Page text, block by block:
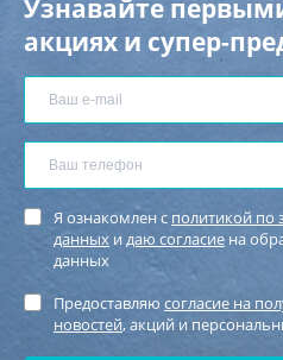
Узнавайте
акциях и супер-
Я ознакомлен с политикой по
данных идаю согласие на
данных
Предоставляю согласие на
новостей, акций и